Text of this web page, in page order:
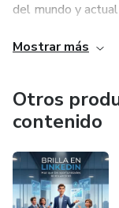
demostraciones
👨‍🏫 LOS
Laura Ocampo
productividad.
del mundo y
Mostrar más
Otros
contenido